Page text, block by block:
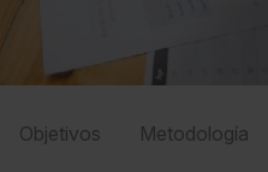
Objetivos Metodología